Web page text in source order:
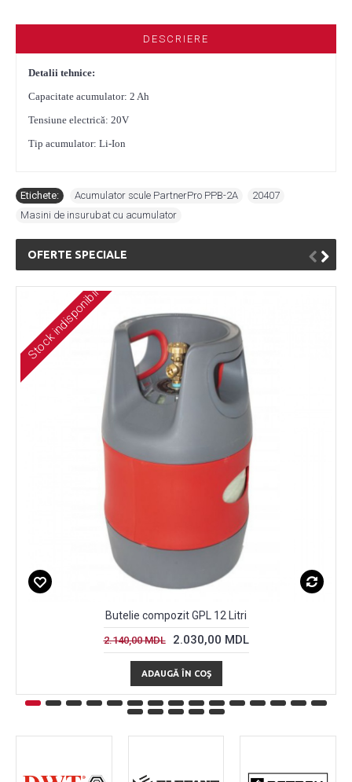
DESCRIERE
Detalii tehnice:
Capacitate acumulator: 2 Ah
Tensiune electrică: 20V
Tip acumulator: Li-Ion
Etichete: Acumulator scule PartnerPro PPB-2A 20407
Masini de insurubat cu acumulator
OFERTE SPECIALE
Stock indisponibil
Butelie compozit GPL 12 Litri
2.140,00 MDL 2.030,00 MDL
ADAUGĂ ÎN COŞ